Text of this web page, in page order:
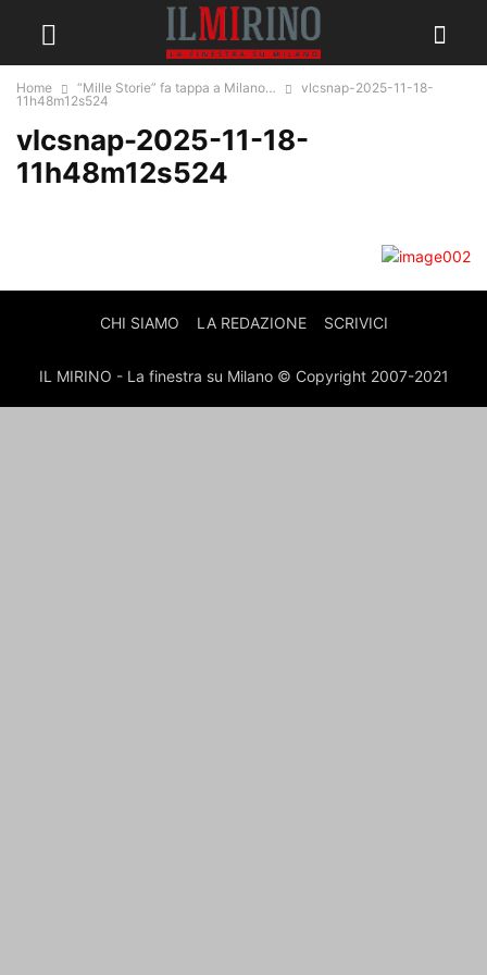
Home “Mille Storie” fa tappa a Milano…
vlcsnap-2025-11-18-
11h48m12s524
vlcsnap-2025-11-18-
11h48m12s524
CHI SIAMO LA REDAZIONE SCRIVICI
IL MIRINO - La finestra su Milano © Copyright 2007-2021